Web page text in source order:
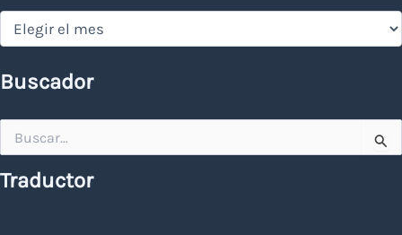
Hemeroteca
Buscador
por:
Traductor